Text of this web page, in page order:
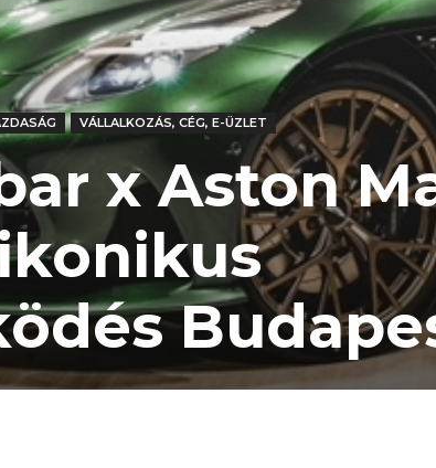
VÁLLALKOZÁS, CÉG, E-ÜZLET
x Aston